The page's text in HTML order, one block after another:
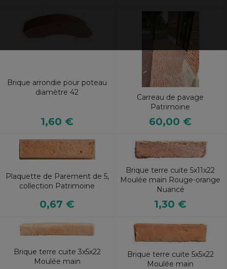
Brique arrondie pour poteau
diamètre 42
1,60 €
Carreau de pavage
Patrimoine
60,00 €
Plaquette de Parement de 5,
collection Patrimoine
0,67 €
Brique terre cuite 5x11x22
Moulée main Rouge-orange
Nuancé
1,30 €
Brique terre cuite 3x5x22
Moulée main
Brique terre cuite 5x5x22
Moulée main